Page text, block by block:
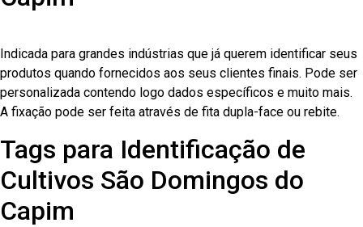
Indicada para grandes indústrias que já querem identificar seus
produtos quando fornecidos aos seus clientes finais. Pode ser
personalizada contendo logo dados específicos e muito mais.
A fixação pode ser feita através de fita dupla-face ou rebite.
Tags para Identificação de
Cultivos São Domingos do
Capim